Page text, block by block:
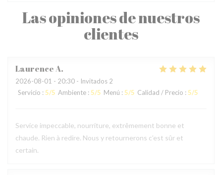
Las opiniones de nuestros
clientes
LaurenceA
2026-08-01 - 20:30 - Invitados 2
Servicio : 5/5 Ambiente : 5/5 Menú : 5/5 Calidad / Precio : 5/5
Service impeccable, nourriture, extrêmement bonne et
chaude. Rien à redire. Nous y retournerons c’est sûr et
certain.